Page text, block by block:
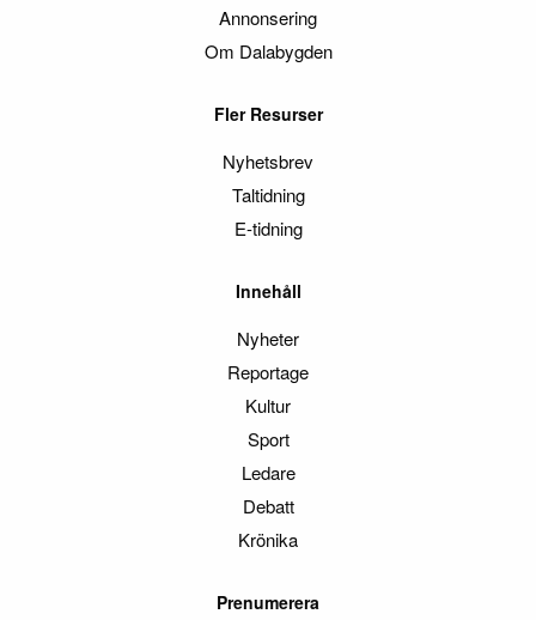
Annonsering
Om Dalabygden
Fler Resurser
Nyhetsbrev
Taltidning
E-tidning
Innehåll
Nyheter
Reportage
Kultur
Sport
Ledare
Debatt
Krönika
Prenumerera